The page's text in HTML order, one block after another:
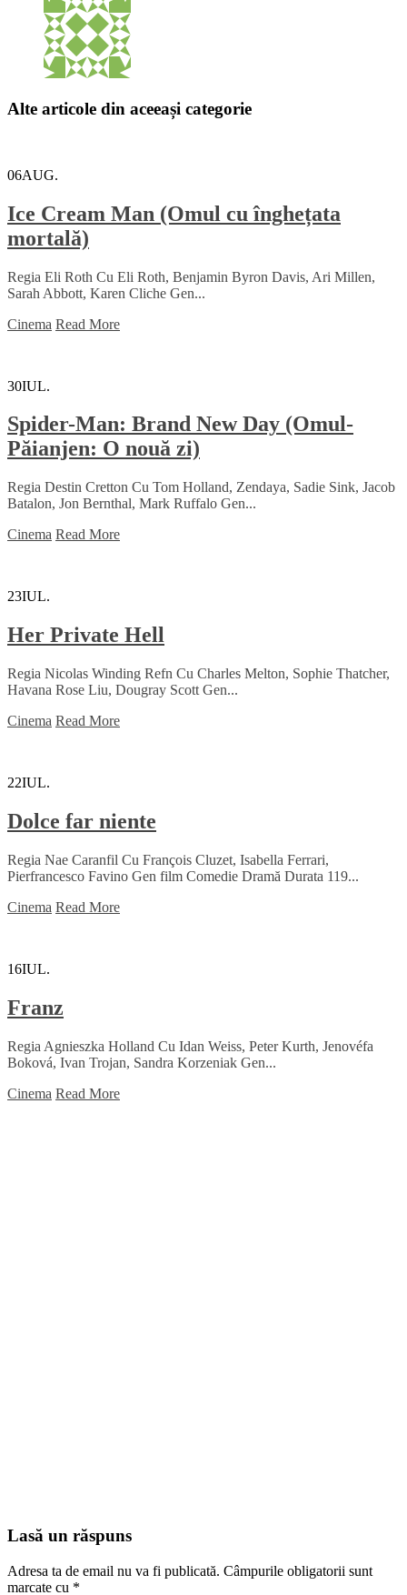
Alte articole din aceeași categorie
06AUG.
Ice Cream Man (Omul cu înghețata
mortală)
Regia Eli Roth Cu Eli Roth, Benjamin Byron Davis, Ari Millen,
Sarah Abbott, Karen Cliche Gen...
Cinema Read More
30IUL.
Spider-Man: Brand New Day (Omul-
Păianjen: O nouă zi)
Regia Destin Cretton Cu Tom Holland, Zendaya, Sadie Sink, Jacob
Batalon, Jon Bernthal, Mark Ruffalo Gen...
Cinema Read More
23IUL.
Her Private Hell
Regia Nicolas Winding Refn Cu Charles Melton, Sophie Thatcher,
Havana Rose Liu, Dougray Scott Gen...
Cinema Read More
22IUL.
Dolce far niente
Regia Nae Caranfil Cu François Cluzet, Isabella Ferrari,
Pierfrancesco Favino Gen film Comedie Dramă Durata 119...
Cinema Read More
16IUL.
Franz
Regia Agnieszka Holland Cu Idan Weiss, Peter Kurth, Jenovéfa
Boková, Ivan Trojan, Sandra Korzeniak Gen...
Cinema Read More
Lasă un răspuns
Adresa ta de email nu va fi publicată. Câmpurile obligatorii sunt
marcate cu *